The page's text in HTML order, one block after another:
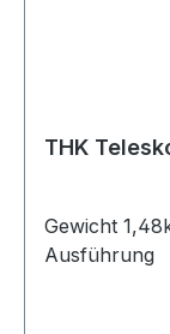
Gewicht
Ausführung